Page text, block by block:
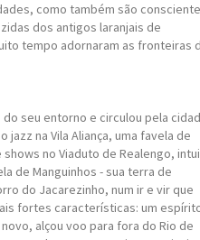
como também são
dos antigos laranjais de
tempo adornaram as fronteiras
seu entorno e circulou pela
na Vila Aliança, uma favela de
no Viaduto de Realengo,
de Manguinhos - sua terra de
do Jacarezinho, num ir e vir que
fortes características: um
alçou voo para fora do Rio de